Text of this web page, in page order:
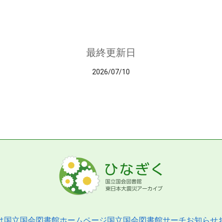
最終更新日
2026/07/10